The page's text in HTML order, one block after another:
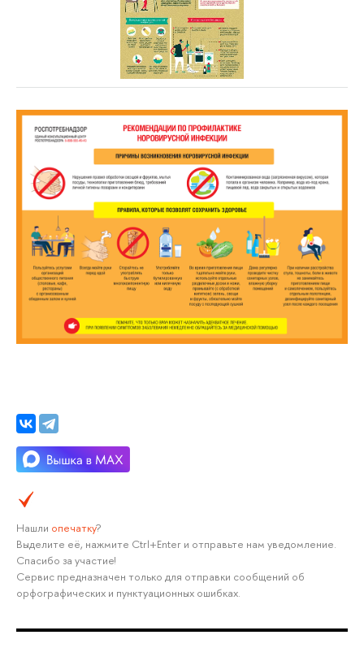
Нашли опечатку?
Выделите её, нажмите Ctrl+Enter и отправьте нам уведомление.
Спасибо за участие!
Сервис предназначен только для отправки сообщений об
орфографических и пунктуационных ошибках.